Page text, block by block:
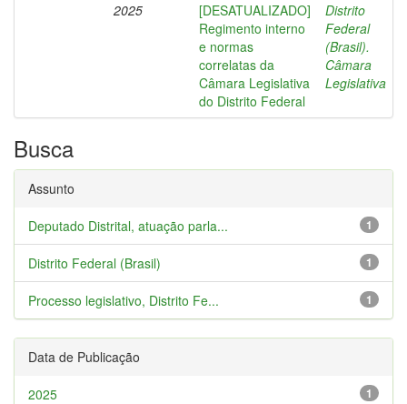
2025
[DESATUALIZADO]
Regimento interno
e normas
correlatas da
Câmara Legislativa
do Distrito Federal
Distrito
Federal
(Brasil).
Câmara
Legislativa
Busca
Assunto
1
Deputado Distrital, atuação parla...
1
Distrito Federal (Brasil)
1
Processo legislativo, Distrito Fe...
Data de Publicação
1
2025